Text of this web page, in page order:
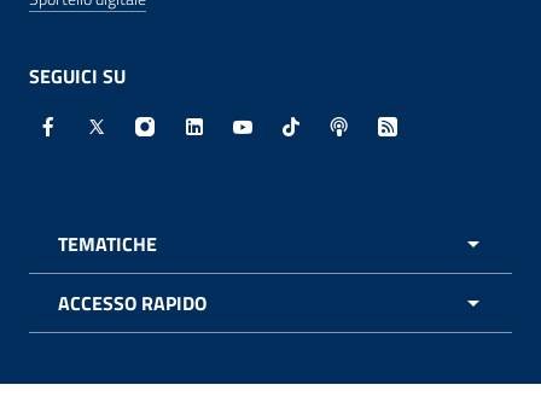
SEGUICI SU
Facebook - Sito esterno - Apertura in nuova finestra
X - Sito esterno - Apertura in nuova finestra
Instagram - Sito esterno - Apertura in
Linkedin - Sito esterno - Apertura in
Youtube - Sito esterno -
TikTok - Sito esterno -
Spreaker - Sito
Feed RSS -
TEMATICHE
ACCESSO RAPIDO